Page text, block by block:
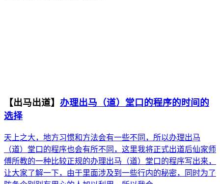
【出马出道】 办理出马（道）堂口的程序的时间的
选择
天上之大，地方习惯和方法会有一些不同，所以办理出马
（道）堂口的程序也会有所不同，这里我将正式出道后仙家师
傅所教的一种比较正规的办理出马（道）堂口的程序写出来，
让大家了解一下，由于里面涉及到一些行内的秘密，同时为了